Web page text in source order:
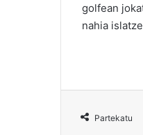
golfean
nahia
Partekatu